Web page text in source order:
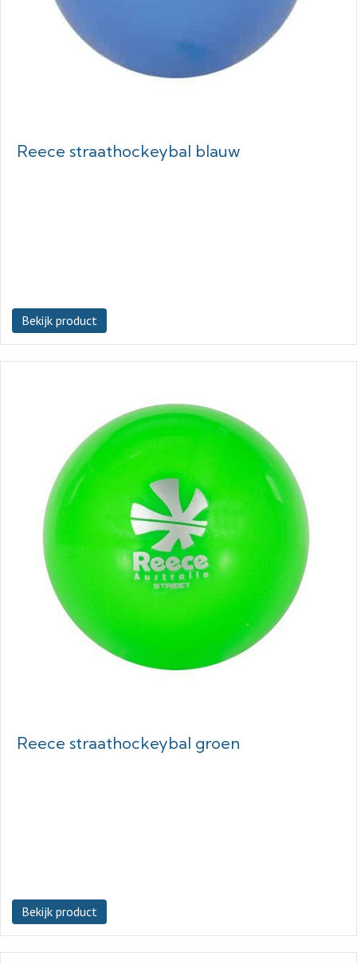
Reece straathockeybal blauw
Bekijk product
Reece straathockeybal groen
Bekijk product